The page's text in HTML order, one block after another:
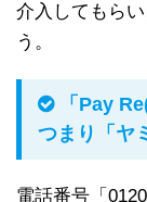
介入してもら
う。
「Pay
つまり「ヤ
電話番号「